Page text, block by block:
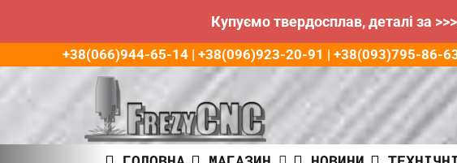
Купуємо твердосплав, деталі за
Пропустити
контенту
+38(066)944-65-14 | +38(096)923-20-91 | +38(093)795-86-